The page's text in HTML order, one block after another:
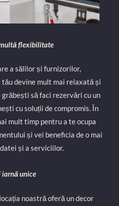
flexibilitate
a sălilor și furnizorilor,
devine mult mai relaxată și
să faci rezervări cu un
cu soluții de compromis. În
mult timp pentru a te ocupa
și vei beneficia de o mai
și a serviciilor.
iarnă unice
noastră oferă un decor